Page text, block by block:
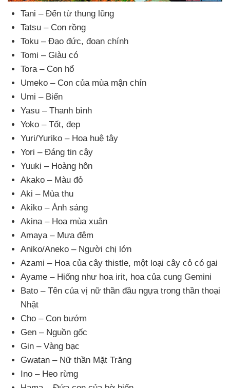
Tani – Đến từ thung lũng
Tatsu – Con rồng
Toku – Đạo đức, đoan chính
Tomi – Giàu có
Tora – Con hổ
Umeko – Con của mùa mận chín
Umi – Biển
Yasu – Thanh bình
Yoko – Tốt, đẹp
Yuri/Yuriko – Hoa huệ tây
Yori – Đáng tin cậy
Yuuki – Hoàng hôn
Akako – Màu đỏ
Aki – Mùa thu
Akiko – Ánh sáng
Akina – Hoa mùa xuân
Amaya – Mưa đêm
Aniko/Aneko – Người chị lớn
Azami – Hoa của cây thistle, một loại cây cỏ có gai
Ayame – Hiống như hoa irit, hoa của cung Gemini
Bato – Tên của vị nữ thần đầu ngựa trong thần thoại
Nhật
Cho – Con bướm
Gen – Nguồn gốc
Gin – Vàng bạc
Gwatan – Nữ thần Mặt Trăng
Ino – Heo rừng